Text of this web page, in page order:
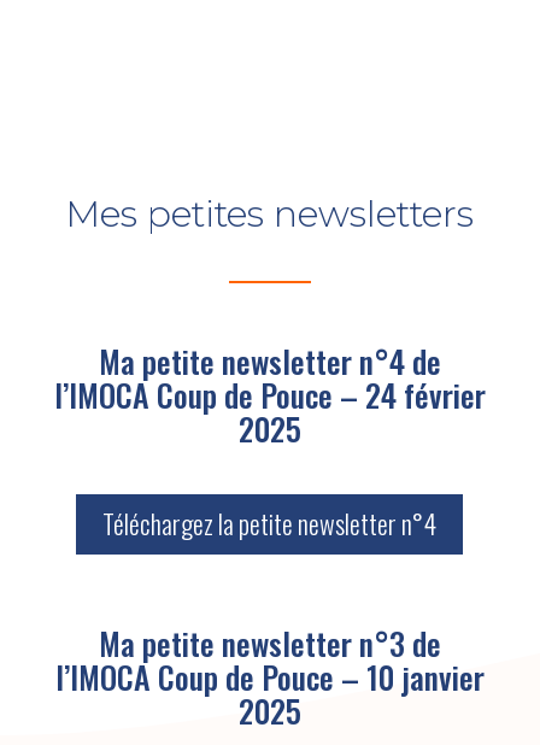
Mes petites newsletters
Ma petite newsletter n°4 de
l’IMOCA Coup de Pouce – 24 février
2025
Téléchargez la petite newsletter n°4
Ma petite newsletter n°3 de
l’IMOCA Coup de Pouce – 10 janvier
2025